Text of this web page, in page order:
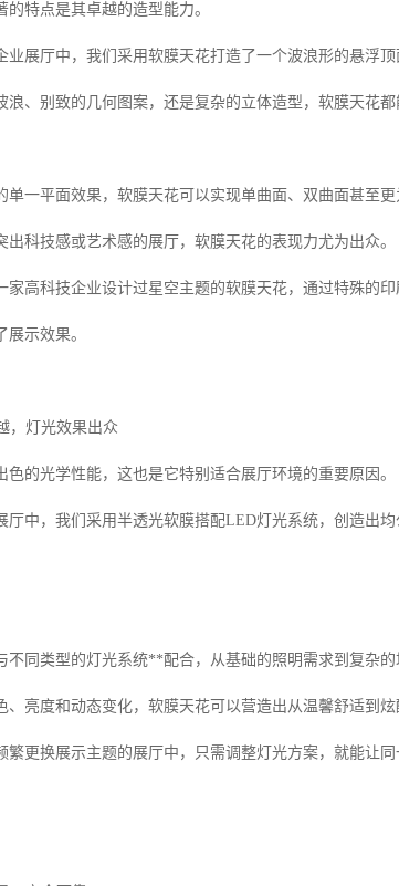
的特点是其卓越的造型能力。
业展厅中，我们采用软膜天花打造了一个波浪形的悬浮
浪、别致的几何图案，还是复杂的立体造型，软膜天花
单一平面效果，软膜天花可以实现单曲面、双曲面甚至
出科技感或艺术感的展厅，软膜天花的表现力尤为出众。
家高科技企业设计过星空主题的软膜天花，通过特殊的
展示效果。
，灯光效果出众
色的光学性能，这也是它特别适合展厅环境的重要原因。
厅中，我们采用半透光软膜搭配LED灯光系统，创造出
不同类型的灯光系统**配合，从基础的照明需求到复杂的
、亮度和动态变化，软膜天花可以营造出从温馨舒适到
繁更换展示主题的展厅中，只需调整灯光方案，就能让